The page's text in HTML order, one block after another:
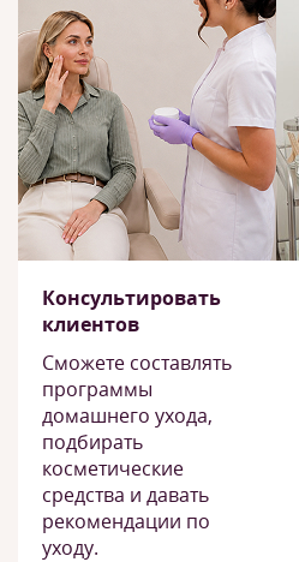
Консультировать
клиентов
Сможете составлять
программы
домашнего ухода,
подбирать
косметические
средства и давать
рекомендации по
уходу.